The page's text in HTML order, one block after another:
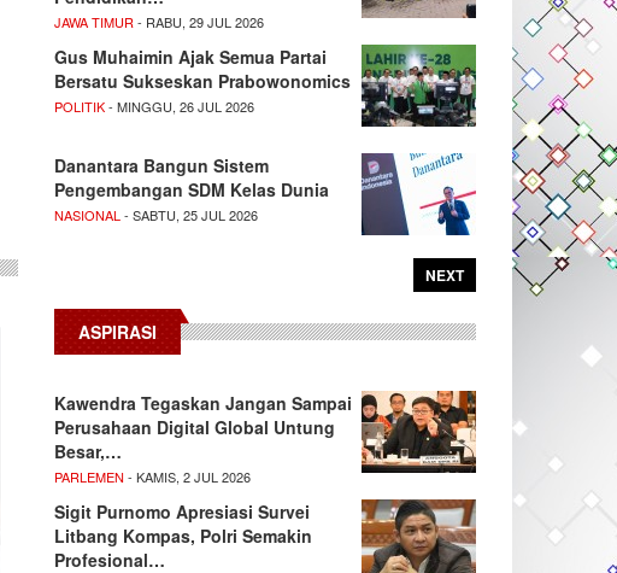
JAWA TIMUR - RABU, 29 JUL 2026
Gus Muhaimin Ajak Semua Partai
Bersatu Sukseskan Prabowonomics
POLITIK- MINGGU, 26 JUL 2026
Danantara Bangun Sistem
Pengembangan SDM Kelas Dunia
NASIONAL - SABTU, 25 JUL 2026
NEXT
ASPIRASI
Kawendra Tegaskan Jangan Sampai
Perusahaan Digital Global Untung
Besar,…
PARLEMEN - KAMIS, 2 JUL 2026
Sigit Purnomo Apresiasi Survei
Litbang Kompas, Polri Semakin
Profesional…